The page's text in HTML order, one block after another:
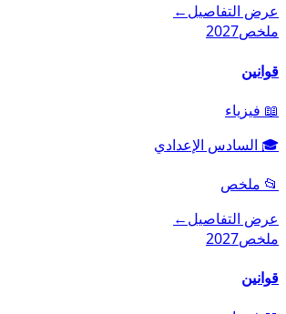
عرض التفاصيل←
ملخص2027
قوانين
📖 فيزياء
🎓 السادس الإعدادي
📂 ملخص
عرض التفاصيل←
ملخص2027
قوانين